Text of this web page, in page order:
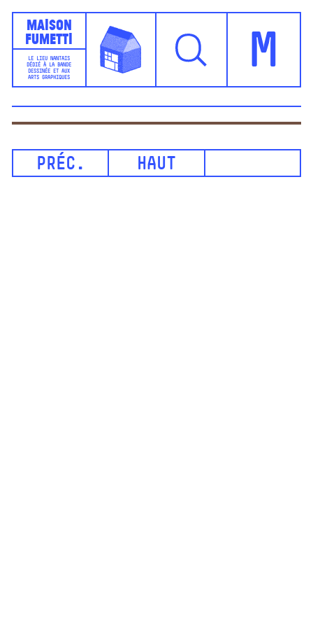
Maison
Fumetti
LE LIEU NANTAIS
DÉDIÉ À LA BANDE
DESSINÉE ET AUX
ARTS GRAPHIQUES
M
PRÉC. HAUT